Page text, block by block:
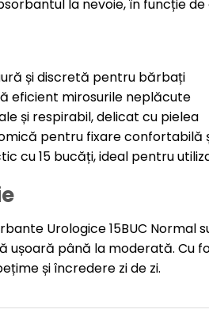
la nevoie, în funcție
și discretă pentru bărbați
eficient mirosurile neplăcute
și respirabil, delicat cu pielea
pentru fixare confortabilă
cu 15 bucăți, ideal pentru
Urologice 15BUC
ușoară până la moderată. Cu
și încredere zi de zi.